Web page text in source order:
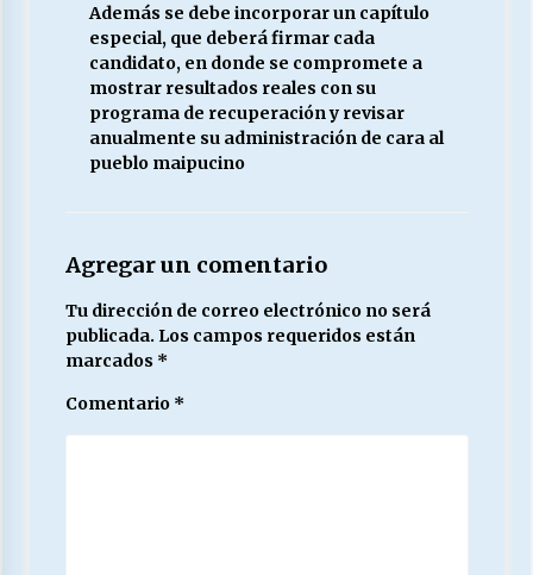
Además se debe incorporar un capítulo
especial, que deberá firmar cada
candidato, en donde se compromete a
mostrar resultados reales con su
programa de recuperación y revisar
anualmente su administración de cara al
pueblo maipucino
Agregar un comentario
Tu dirección de correo electrónico no será
publicada. Los campos requeridos están
marcados *
Comentario *